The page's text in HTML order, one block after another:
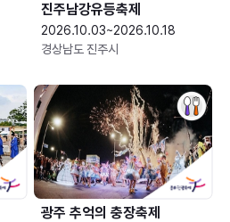
진주남강유등축제
2026.10.03~2026.10.18
경상남도 진주시
광주 추억의 충장축제